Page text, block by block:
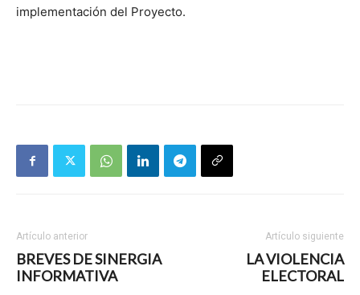
implementación del Proyecto.
Artículo anterior
BREVES DE SINERGIA
INFORMATIVA
Artículo siguiente
LA VIOLENCIA
ELECTORAL